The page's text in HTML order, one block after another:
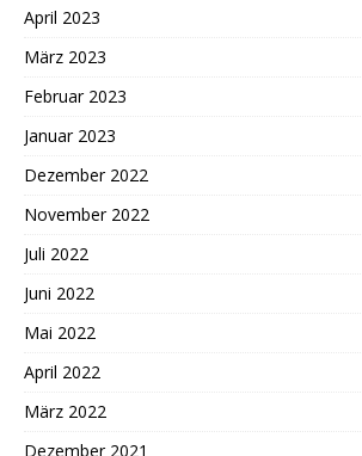
April 2023
März 2023
Februar 2023
Januar 2023
Dezember 2022
November 2022
Juli 2022
Juni 2022
Mai 2022
April 2022
März 2022
Dezember 2021